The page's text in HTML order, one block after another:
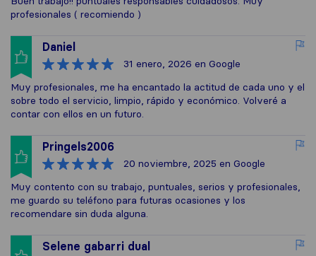
profesionales ( recomiendo )
Daniel
31 enero, 2026 en Google
Muy profesionales, me ha encantado la actitud de cada uno y el
sobre todo el servicio, limpio, rápido y económico. Volveré a
contar con ellos en un futuro.
Pringels2006
20 noviembre, 2025 en Google
Muy contento con su trabajo, puntuales, serios y profesionales,
me guardo su teléfono para futuras ocasiones y los
recomendare sin duda alguna.
Selene gabarri dual